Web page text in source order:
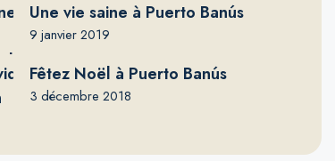
Une vie saine à Puerto Banús
9 janvier 2019
Fêtez Noël à Puerto Banús
3 décembre 2018